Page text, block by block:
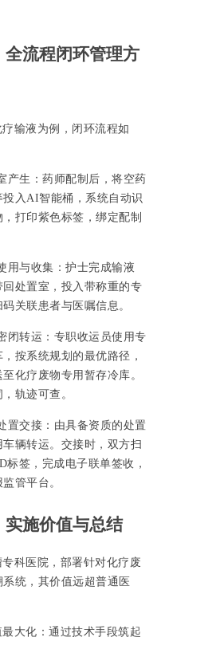
全流程闭环管理方
疗输液为例，闭环流程如
产生：药师配制后，将空药
投入AI智能桶，系统自动识
打印紫色标签，绑定配制
用与收集：护士完成输液
回处置室，投入带称重的专
关联患者与医嘱信息。
闭转运：专职收运员使用专
按系统规划的最优路径，
化疗废物专用暂存冷库。
轨迹可查。
置交接：由具备资质的处置
辆转运。交接时，双方扫
标签，完成电子联单签收，
管平台。
实施价值与总结
科医院，部署针对化疗废
统，其价值远超普通医
大化：通过技术手段筑起